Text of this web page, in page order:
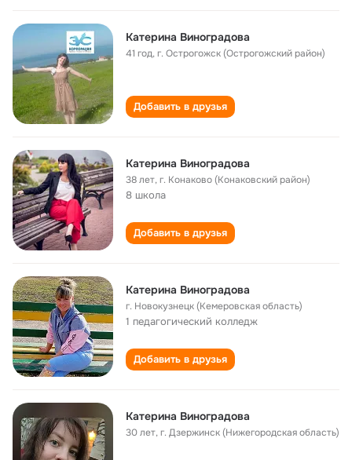
Катерина Виноградова
41 год,г. Острогожск (Острогожский район)
Добавить в друзья
Катерина Виноградова
38 лет,г. Конаково (Конаковский район)
8 школа
Добавить в друзья
Катерина Виноградова
г. Новокузнецк (Кемеровская область)
1 педагогический колледж
Добавить в друзья
Катерина Виноградова
30 лет,г. Дзержинск (Нижегородская область)